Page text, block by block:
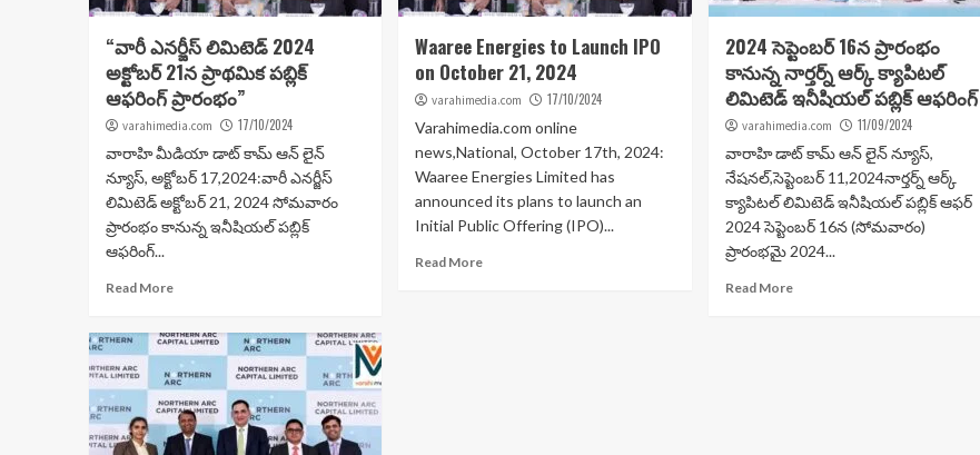
“వారీ ఎనర్జీస్ లిమిటెడ్ 2024
అక్టోబర్ 21న ప్రాథమిక పబ్లిక్
ఆఫరింగ్ ప్రారంభం”
varahimedia.com 17/10/2024
వారాహి మీడియా డాట్ కామ్ ఆన్ లైన్
న్యూస్, అక్టోబర్ 17,2024:వారీ ఎనర్జీస్
లిమిటెడ్ అక్టోబర్ 21, 2024 సోమవారం
ప్రారంభం కానున్న ఇనీషియల్ పబ్లిక్
ఆఫరింగ్...
Read More
Waaree Energies to Launch IPO
on October 21, 2024
varahimedia.com 17/10/2024
Varahimedia.com online
news,National, October 17th, 2024:
Waaree Energies Limited has
announced its plans to launch an
Initial Public Offering (IPO)...
Read More
2024 సెప్టెంబర్ 16న ప్రారంభం
కానున్న నార్తర్న్ ఆర్క్ క్యాపిటల్
లిమిటెడ్ ఇనీషియల్ పబ్లిక్ ఆఫరింగ్
varahimedia.com 11/09/2024
వారాహి డాట్ కామ్ ఆన్ లైన్ న్యూస్,
నేషనల్,సెప్టెంబర్ 11,2024నార్తర్న్ ఆర్క్
క్యాపిటల్ లిమిటెడ్ ఇనీషియల్ పబ్లిక్ ఆఫర్
2024 సెప్టెంబర్ 16న (సోమవారం)
ప్రారంభమై 2024...
Read More